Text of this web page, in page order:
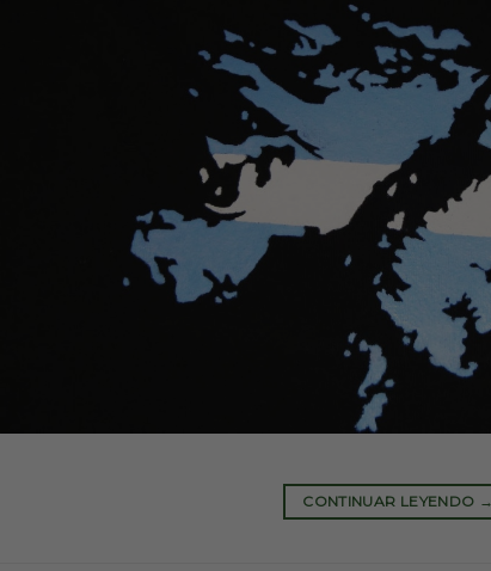
CONTINUAR LEYENDO →